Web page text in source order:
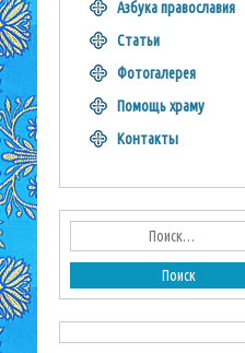
Азбука православия
Статьи
Фотогалерея
Помощь храму
Контакты